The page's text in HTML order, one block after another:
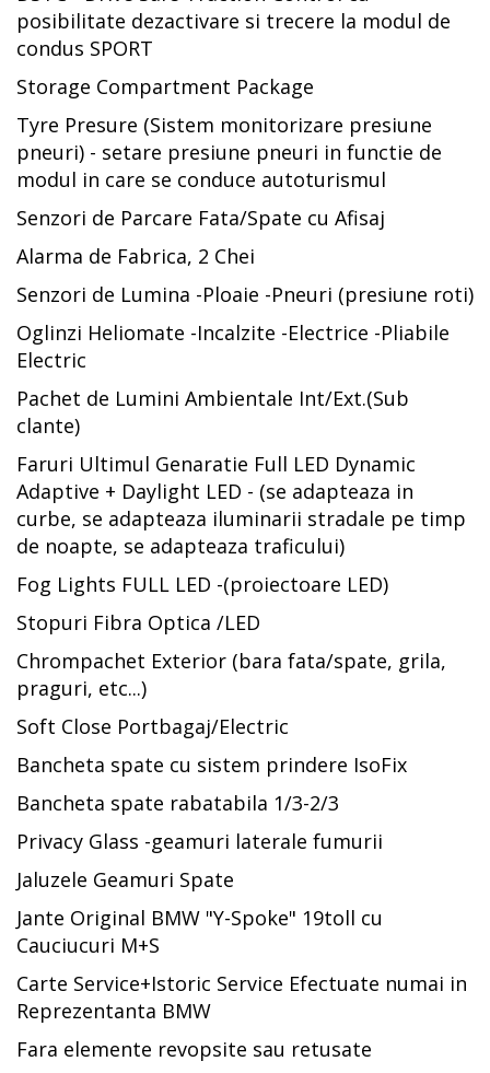
posibilitate dezactivare si trecere la modul de
condus SPORT
Storage Compartment Package
Tyre Presure (Sistem monitorizare presiune
pneuri) - setare presiune pneuri in functie de
modul in care se conduce autoturismul
Senzori de Parcare Fata/Spate cu Afisaj
Alarma de Fabrica, 2 Chei
Senzori de Lumina -Ploaie -Pneuri (presiune roti)
Oglinzi Heliomate -Incalzite -Electrice -Pliabile
Electric
Pachet de Lumini Ambientale Int/Ext.(Sub
clante)
Faruri Ultimul Genaratie Full LED Dynamic
Adaptive + Daylight LED - (se adapteaza in
curbe, se adapteaza iluminarii stradale pe timp
de noapte, se adapteaza traficului)
Fog Lights FULL LED -(proiectoare LED)
Stopuri Fibra Optica /LED
Chrompachet Exterior (bara fata/spate, grila,
praguri, etc...)
Soft Close Portbagaj/Electric
Bancheta spate cu sistem prindere IsoFix
Bancheta spate rabatabila 1/3-2/3
Privacy Glass -geamuri laterale fumurii
Jaluzele Geamuri Spate
Jante Original BMW "Y-Spoke" 19toll cu
Cauciucuri M+S
Carte Service+Istoric Service Efectuate numai in
Reprezentanta BMW
Fara elemente revopsite sau retusate